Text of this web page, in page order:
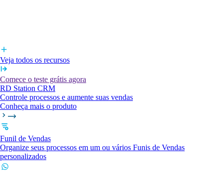
Veja todos os recursos
Comece o teste grátis agora
RD Station CRM
Controle processos e aumente suas vendas
Conheça mais o produto
Funil de Vendas
Organize seus processos em um ou vários Funis de Vendas
personalizados